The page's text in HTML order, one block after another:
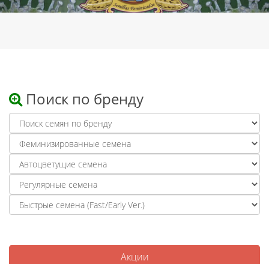
Поиск по бренду
Акции